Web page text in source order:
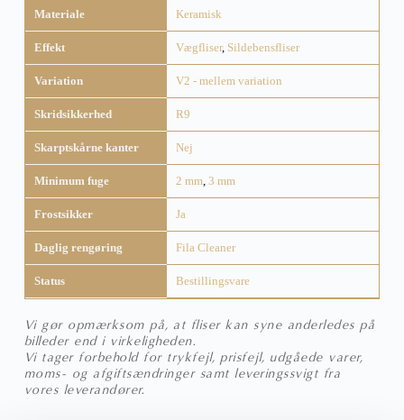
Materiale Keramisk
Effekt Vægfliser, Sildebensfliser
Variation V2 - mellem variation
Skridsikkerhed R9
Skarptskårne kanter Nej
Minimum fuge 2 mm 3 mm
Frostsikker Ja
Daglig rengøring Fila Cleaner
Status Bestillingsvare
Vi gør opmærksom på, at fliser kan syne anderledes på
billeder end i virkeligheden.
Vi tager forbehold for trykfejl, prisfejl, udgåede varer,
moms- og afgiftsændringer samt leveringssvigt fra
vores leverandører.